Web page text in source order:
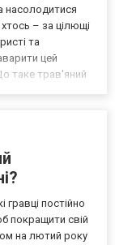
насолодитися
– за цілющі
та
цей
таке трав'яний
гравці постійно
покращити свій
на лютий року